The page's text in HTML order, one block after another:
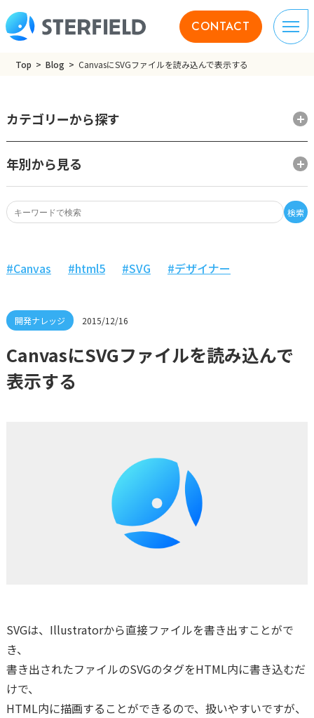
CONTACT
Top Blog CanvasにSVGファイルを読み込んで表示する
検索
カテゴリーから探す
年別から見る
2015/12/16
Canvas html5 SVG デザイナー
CanvasにSVGファイルを読み込んで
表示する
SVGは、Illustratorから直接ファイルを書き出すことがで
き、
書き出されたファイルのSVGのタグをHTML内に書き込むだ
けで、
HTML内に描画することができるので、扱いやすいですが、